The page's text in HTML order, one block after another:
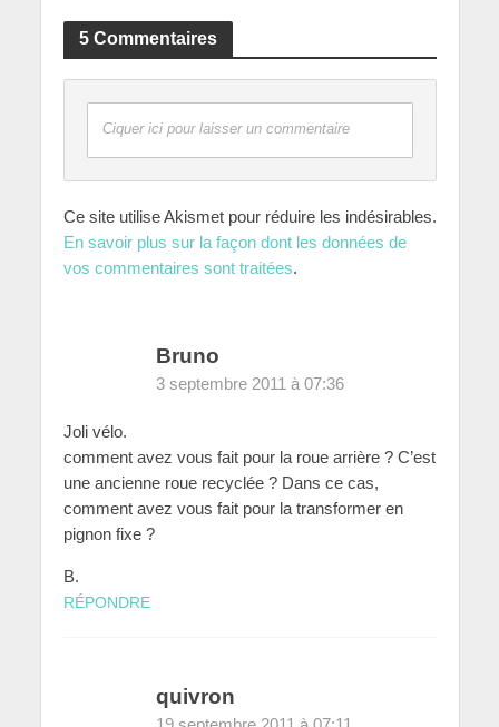
5 Commentaires
Ciquer ici pour laisser un commentaire
Ce site utilise Akismet pour réduire les indésirables.
En savoir plus sur la façon dont les données de
vos commentaires sont traitées.
Bruno
3 septembre 2011 à 07:36
Joli vélo.
comment avez vous fait pour la roue arrière ? C’est
une ancienne roue recyclée ? Dans ce cas,
comment avez vous fait pour la transformer en
pignon fixe ?
B.
RÉPONDRE
quivron